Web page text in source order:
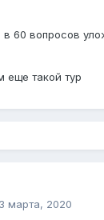
60 вопросов
еще такой тур
3 марта, 2020